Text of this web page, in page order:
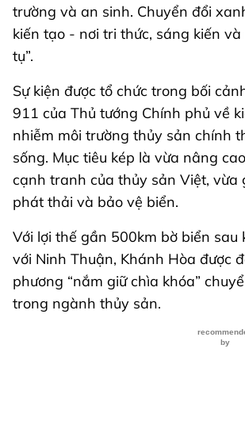
trường và an sinh. Chuyển đổi
kiến tạo - nơi tri thức, sáng kiến và
tụ”.
Sự kiện được tổ chức trong bối
911 của Thủ tướng Chính phủ về
nhiễm môi trường thủy sản chính
sống. Mục tiêu kép là vừa nâng
cạnh tranh của thủy sản Việt, vừa
phát thải và bảo vệ biển.
Với lợi thế gần 500km bờ biển sau
với Ninh Thuận, Khánh Hòa được
phương “nắm giữ chìa khóa”
trong ngành thủy sản.